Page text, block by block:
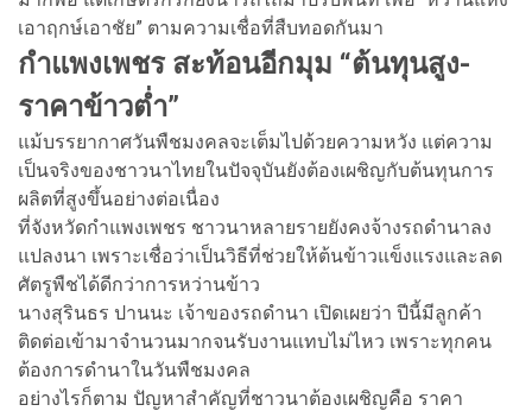
เอาฤกษ์เอาชัย” ตามความเชื่อที่สืบทอดกันมา
กำแพงเพชร สะท้อนอีกมุม “ต้นทุนสูง-
ราคาข้าวต่ำ”
แม้บรรยากาศวันพืชมงคลจะเต็มไปด้วยความหวัง แต่ความ
เป็นจริงของชาวนาไทยในปัจจุบันยังต้องเผชิญกับต้นทุนการ
ผลิตที่สูงขึ้นอย่างต่อเนื่อง
ที่จังหวัดกำแพงเพชร ชาวนาหลายรายยังคงจ้างรถดำนาลง
แปลงนา เพราะเชื่อว่าเป็นวิธีที่ช่วยให้ต้นข้าวแข็งแรงและลด
ศัตรูพืชได้ดีกว่าการหว่านข้าว
นางสุรินธร ปานนะ เจ้าของรถดำนา เปิดเผยว่า ปีนี้มีลูกค้า
ติดต่อเข้ามาจำนวนมากจนรับงานแทบไม่ไหว เพราะทุกคน
ต้องการดำนาในวันพืชมงคล
อย่างไรก็ตาม ปัญหาสำคัญที่ชาวนาต้องเผชิญคือ ราคา